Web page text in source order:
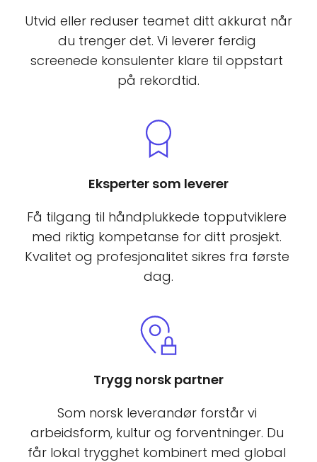
Utvid eller reduser teamet ditt akkurat når
du trenger det. Vi leverer ferdig
screenede konsulenter klare til oppstart
på rekordtid.
Eksperter som leverer
Få tilgang til håndplukkede topputviklere
med riktig kompetanse for ditt prosjekt.
Kvalitet og profesjonalitet sikres fra første
dag.
Trygg norsk partner
Som norsk leverandør forstår vi
arbeidsform, kultur og forventninger. Du
får lokal trygghet kombinert med global